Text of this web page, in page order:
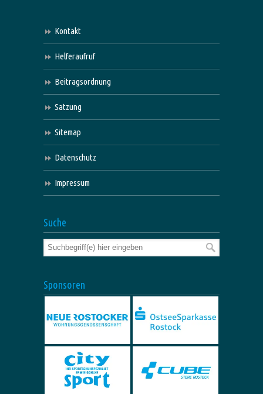
Kontakt
Helferaufruf
Beitragsordnung
Satzung
Sitemap
Datenschutz
Impressum
Suche
Sponsoren